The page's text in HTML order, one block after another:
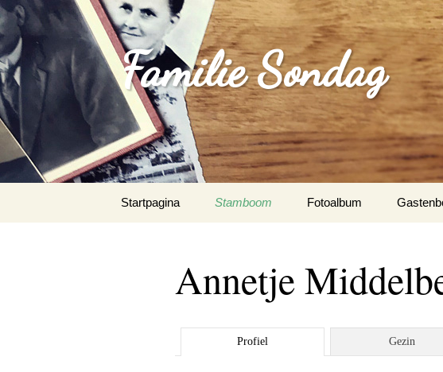
Familie Sondag
naar
Startpagina Stamboom Fotoalbum
Annetje
Profiel Gezin